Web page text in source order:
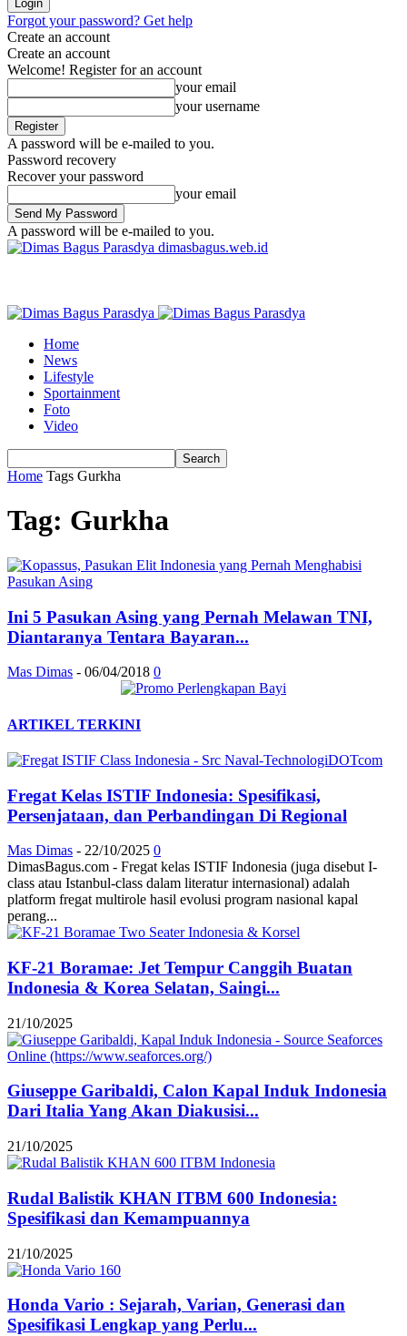
Forgot your password? Get help
Create an account
Create an account
Welcome! Register for an account
your email
your username
A password will be e-mailed to you.
Password recovery
Recover your password
your email
A password will be e-mailed to you.
dimasbagus.web.id
Home
News
Lifestyle
Sportainment
Foto
Video
Home Tags Gurkha
Tag: Gurkha
Ini 5 Pasukan Asing yang Pernah Melawan TNI,
Diantaranya Tentara Bayaran...
Mas Dimas - 06/04/2018 0
ARTIKEL TERKINI
Fregat Kelas ISTIF Indonesia: Spesifikasi,
Persenjataan, dan Perbandingan Di Regional
Mas Dimas - 22/10/2025 0
DimasBagus.com - Fregat kelas ISTIF Indonesia (juga disebut I-
class atau Istanbul-class dalam literatur internasional) adalah
platform fregat multirole hasil evolusi program nasional kapal
perang...
KF-21 Boramae: Jet Tempur Canggih Buatan
Indonesia & Korea Selatan, Saingi...
21/10/2025
Giuseppe Garibaldi, Calon Kapal Induk Indonesia
Dari Italia Yang Akan Diakusisi...
21/10/2025
Rudal Balistik KHAN ITBM 600 Indonesia:
Spesifikasi dan Kemampuannya
21/10/2025
Honda Vario : Sejarah, Varian, Generasi dan
Spesifikasi Lengkap yang Perlu...